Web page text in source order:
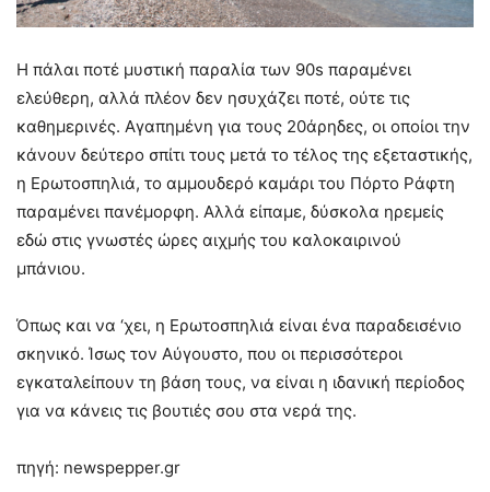
Η πάλαι ποτέ μυστική παραλία των 90s παραμένει
ελεύθερη, αλλά πλέον δεν ησυχάζει ποτέ, ούτε τις
καθημερινές. Αγαπημένη για τους 20άρηδες, οι οποίοι την
κάνουν δεύτερο σπίτι τους μετά το τέλος της εξεταστικής,
η Ερωτοσπηλιά, το αμμουδερό καμάρι του Πόρτο Ράφτη
παραμένει πανέμορφη. Αλλά είπαμε, δύσκολα ηρεμείς
εδώ στις γνωστές ώρες αιχμής του καλοκαιρινού
μπάνιου.
Όπως και να ‘χει, η Ερωτοσπηλιά είναι ένα παραδεισένιο
σκηνικό. Ίσως τον Αύγουστο, που οι περισσότεροι
εγκαταλείπουν τη βάση τους, να είναι η ιδανική περίοδος
για να κάνεις τις βουτιές σου στα νερά της.
πηγή: newspepper.gr